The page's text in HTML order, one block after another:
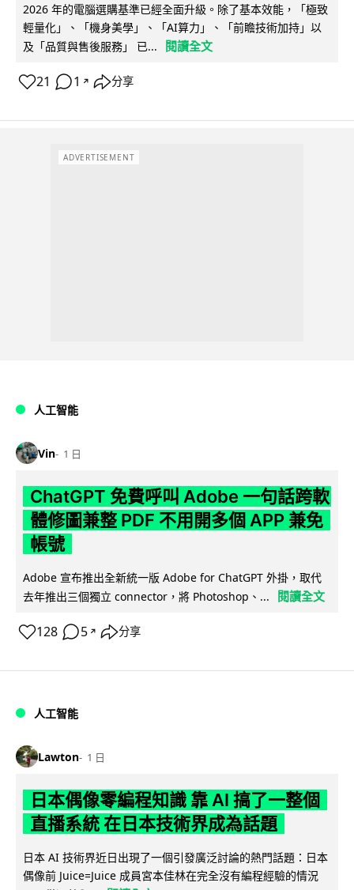
2026 年的電腦選購基準已經全面升級。除了基本效能，「極致
輕量化」、「機身美學」、「AI算力」、「前瞻技術加持」以
及「品質與售後服務」 已...
閱讀全文
21 1 ↗ 分享
ADVERTISEMENT
人工智能
Vin 1 日
ChatGPT 免費呼叫 Adobe 一句話跨軟
體修圖兼整 PDF 不用開多個 APP 兼免
帳號
Adobe 宣布推出全新統一版 Adobe for ChatGPT 外掛，取代
去年推出三個獨立 connector，將 Photoshop、...
閱讀全文
128 5 ↗ 分享
人工智能
Lawton 1 日
日本偶像零編程知識 靠 AI 搞了一整個
直播系統 在日本技術界成為話題
日本 AI 技術界近日出現了一個引發廣泛討論的熱門話題：日本
偶像前 Juice=Juice 成員宮本佳林在完全沒有編程經驗的情況